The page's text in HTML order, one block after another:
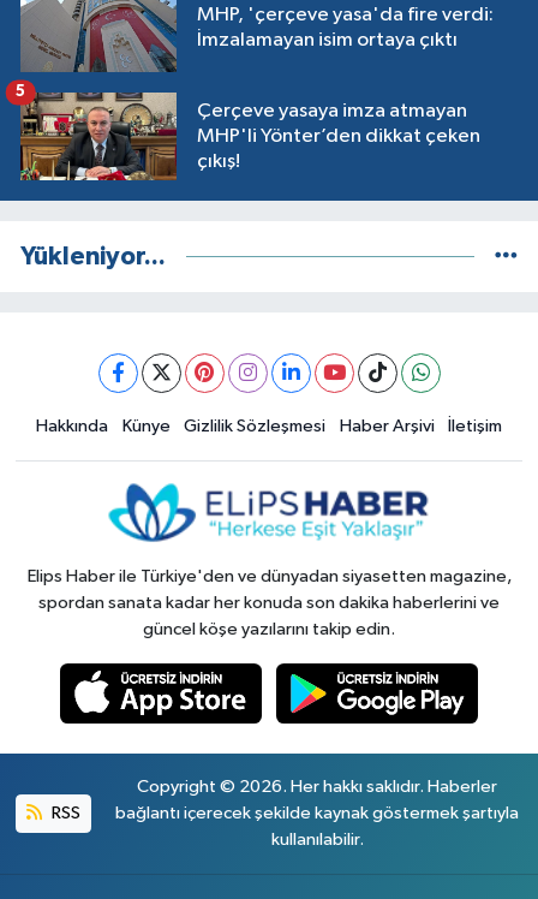
MHP, 'çerçeve yasa'da fire verdi:
İmzalamayan isim ortaya çıktı
Çerçeve yasaya imza atmayan
MHP'li Yönter’den dikkat çeken
çıkış!
5
Yükleniyor...
Hakkında Künye Gizlilik Sözleşmesi Haber Arşivi İletişim
Elips Haber ile Türkiye'den ve dünyadan siyasetten magazine,
spordan sanata kadar her konuda son dakika haberlerini ve
güncel köşe yazılarını takip edin.
RSS
Copyright © 2026. Her hakkı saklıdır. Haberler
bağlantı içerecek şekilde kaynak göstermek şartıyla
kullanılabilir.